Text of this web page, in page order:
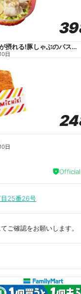
たんぱく質が摂れる!豚しゃぶのパスタサラダ
日
日
目25番26号
ご確認をお願いします。